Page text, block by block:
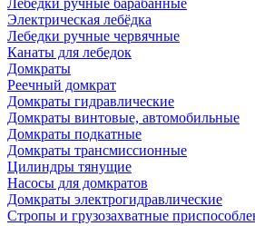
Лебедки ручные барабанные
Электрическая лебёдка
Лебедки ручные червячные
Канаты для лебедок
Домкраты
Реечный домкрат
Домкраты гидравлические
Домкраты винтовые, автомобильные
Домкраты подкатные
Домкраты трансмиссионные
Цилиндры тянущие
Насосы для домкратов
Домкраты электрогидравлические
Стропы и грузозахватные